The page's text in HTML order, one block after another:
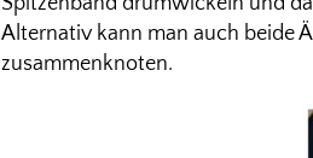
Alternativ kann man auch beide
zusammenknoten.